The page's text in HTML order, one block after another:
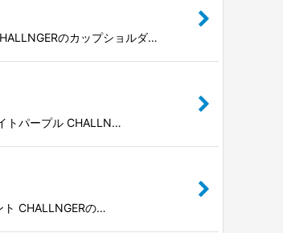
のカップショルダ…
トパープル CHALLN…
CHALLNGERの…